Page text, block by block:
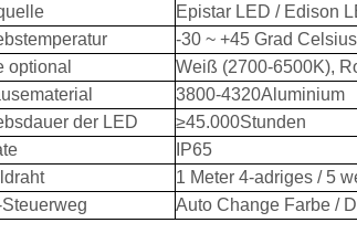
Epistar LED / Edison
-30 ~ +45 Grad Celsius
optional
Weiß (2700-6500K),
3800-4320Aluminium
der LED
≥45.000Stunden
IP65
1 Meter 4-adriges / 5
Auto Change Farbe /